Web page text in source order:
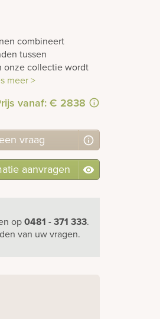
combineert
tussen
onze collectie wordt
meer >
vanaf: € 2838
een vraag
aanvragen
op0481 - 371 333.
van uw vragen.